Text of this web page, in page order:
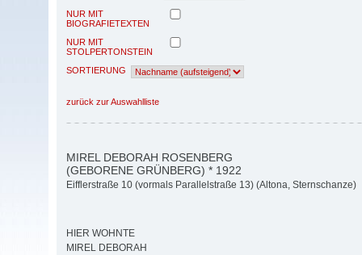
NUR MIT
BIOGRAFIETEXTEN
NUR MIT
STOLPERTONSTEIN
SORTIERUNG
zurück zur Auswahlliste
MIREL DEBORAH ROSENBERG
(GEBORENE GRÜNBERG) * 1922
Eifflerstraße 10 (vormals Parallelstraße 13) (Altona, Sternschanze)
HIER WOHNTE
MIREL DEBORAH